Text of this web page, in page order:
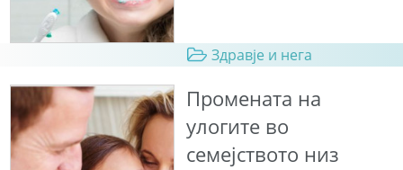
Здравје и нега
Промената на
улогите во
семејството низ